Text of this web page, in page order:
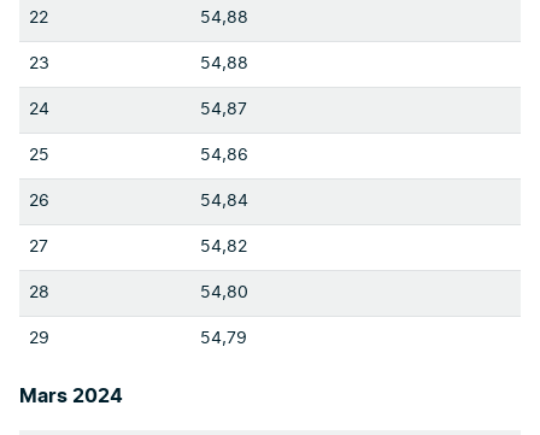
22 54,88
23 54,88
24 54,87
25 54,86
26 54,84
27 54,82
28 54,80
29 54,79
Mars 2024